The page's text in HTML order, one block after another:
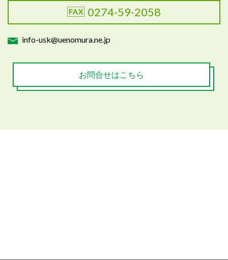
0274-59-2058
info-usk@uenomura.ne.jp
お問合せはこちら